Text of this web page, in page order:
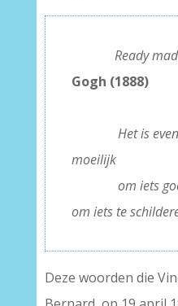
Ready
Gogh (1888)
Het is
moeilijk
om iets
om iets te
Deze woorden die